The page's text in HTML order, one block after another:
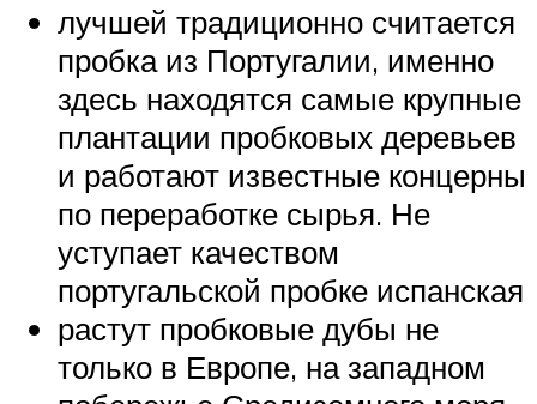
лучшей традиционно считается
пробка из Португалии, именно
здесь находятся самые крупные
плантации пробковых деревьев
и работают известные концерны
по переработке сырья. Не
уступает качеством
португальской пробке испанская
растут пробковые дубы не
только в Европе, на западном